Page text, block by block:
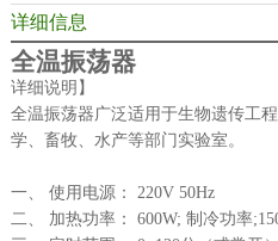
详细信息
全温振荡器
详细说明】
全温振荡器广泛适用于生物遗传工
学、畜牧、水产等部门实验室。
一、 使用电源： 220V 50Hz
二、 加热功率： 600W; 制冷功率